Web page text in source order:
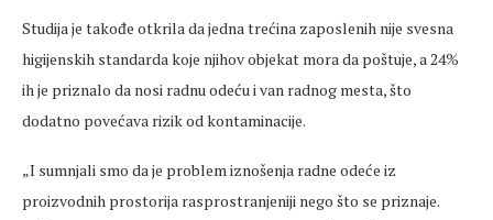
Studija je takođe otkrila da jedna trećina zaposlenih nije svesna
higijenskih standarda koje njihov objekat mora da poštuje, a 24%
ih je priznalo da nosi radnu odeću i van radnog mesta, što
dodatno povećava rizik od kontaminacije.
„I sumnjali smo da je problem iznošenja radne odeće iz
proizvodnih prostorija rasprostranjeniji nego što se priznaje.